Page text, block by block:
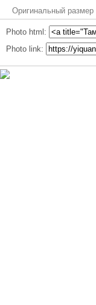
Оригинальный размер
Photo html:
Photo link: